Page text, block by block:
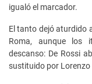
igualó el marcador.
El tanto dejó aturdido
Roma, aunque los
descanso: De Rossi
sustituido por Lorenzo